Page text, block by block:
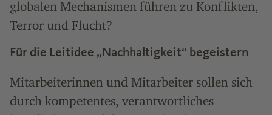
globalen Mechanismen führen zu Konflikten,
Terror und Flucht?
Für die Leitidee „Nachhaltigkeit“ begeistern
Mitarbeiterinnen und Mitarbeiter sollen sich
durch kompetentes, verantwortliches